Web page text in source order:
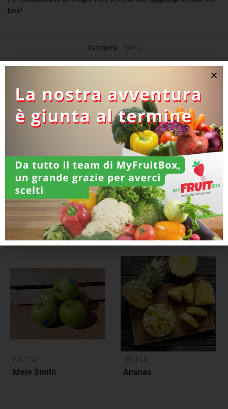
box!
Categoria:
FRUTTA
Kiwi “Zespri” FRUTTA
Mele Golden
FRUTTA
Mele Smith
FRUTTA
Ananas